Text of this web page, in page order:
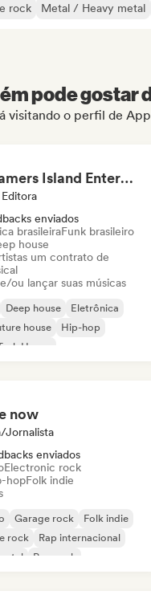
rock Metal / Heavy metal
pode
visitando o perfil de
Dreamers Island Entertainment
enviados
brasileiraFunk brasileiro
house
um contrato de
ou lançar suas músicas
Deep house
Eletrônica
house
Hip-hop
House
now
Jornalista
enviados
Electronic rock
hopFolk indie
Garage rock
Folk indie
rock
Rap internacional
Pop rock